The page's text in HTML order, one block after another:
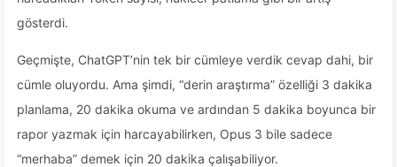
gösterdi.
Geçmişte, ChatGPT’nin tek bir cümleye verdik cevap dahi, bir
cümle oluyordu. Ama şimdi, “derin araştırma” özelliği 3 dakika
planlama, 20 dakika okuma ve ardından 5 dakika boyunca bir
rapor yazmak için harcayabilirken, Opus 3 bile sadece
“merhaba” demek için 20 dakika çalışabiliyor.